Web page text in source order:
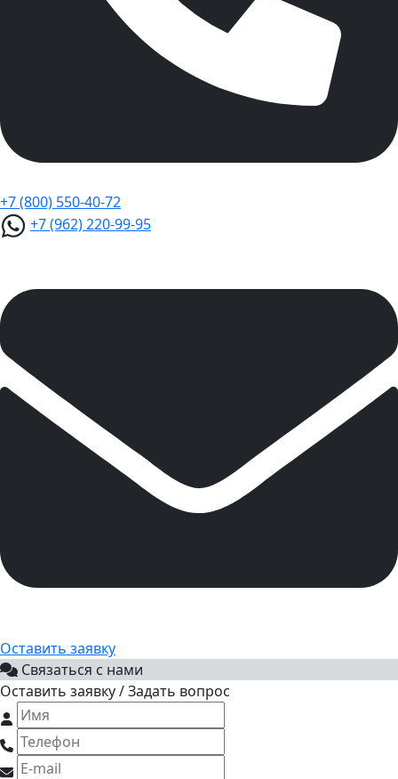
+7 (800) 550-40-72
+7 (962) 220-99-95
Оставить заявку
Связаться с нами
Оставить заявку / Задать вопрос